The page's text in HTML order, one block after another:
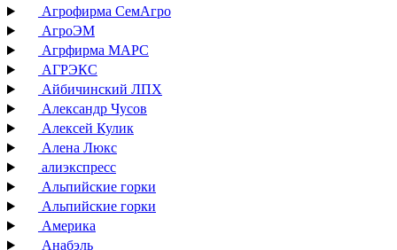
Агрофирма СемАгро
АгроЭМ
Агрфирма МАРС
АГРЭКС
Айбичинский ЛПХ
Александр Чусов
Алексей Кулик
Алена Люкс
алиэкспресс
Альпийские горки
Альпийские горки
Америка
Анабэль